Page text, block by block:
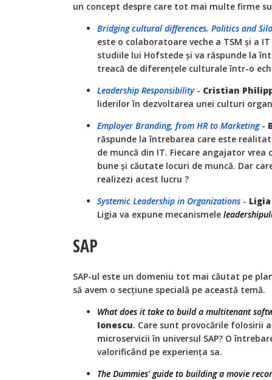
un concept despre care tot mai multe firme
Bridging cultural differences. Politics and
este o colaboratoare veche a TSM și a
studiile lui Hofstede și va răspunde la
treacă de diferențele culturale într-o
Leadership Responsibility- Cristian
liderilor în dezvoltarea unei culturi
Employer Branding, from HR to Marketing-
răspunde la întrebarea care este
de muncă din IT. Fiecare angajator vrea
bune și căutate locuri de muncă. Dar
realizezi acest lucru ?
Systemic Leadership in Organizations -
Ligia va expune mecanismele
SAP
SAP-ul este un domeniu tot mai căutat pe
să avem o secțiune specială pe această temă.
What does it take to build a multitenant
Ionescu. Care sunt provocările folosirii
microservicii în universul SAP? O
valorificând pe experiența sa.
The Dummies' guide to building a movie